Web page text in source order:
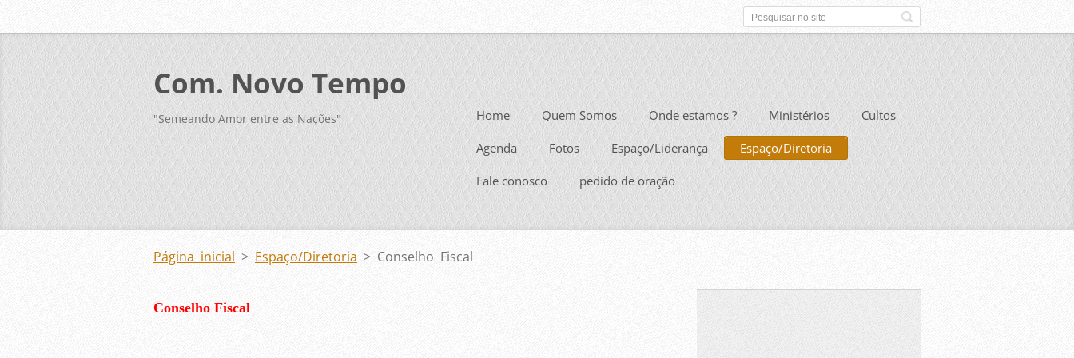
Com. Novo Tempo
"Semeando Amor entre as Nações" Home Quem Somos Onde estamos ? Ministérios Cultos
Agenda Fotos Espaço/Liderança Espaço/Diretoria
Fale conosco pedido de oração
Página inicial > Espaço/Diretoria > Conselho Fiscal
Conselho Fiscal